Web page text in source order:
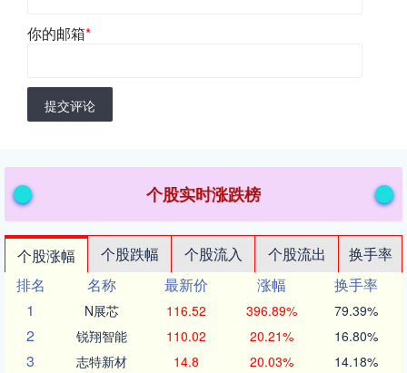
你的邮箱*
提交评论
个股实时涨跌榜
个股涨幅 个股跌幅 个股流入 个股流出
换手率
排名
名称 最新价 涨幅
换手率
1
N展芯 116.52 396.89% 79.39%
2 锐翔智能 110.02 20.21% 16.80%
3 志特新材 14.8 20.03% 14.18%